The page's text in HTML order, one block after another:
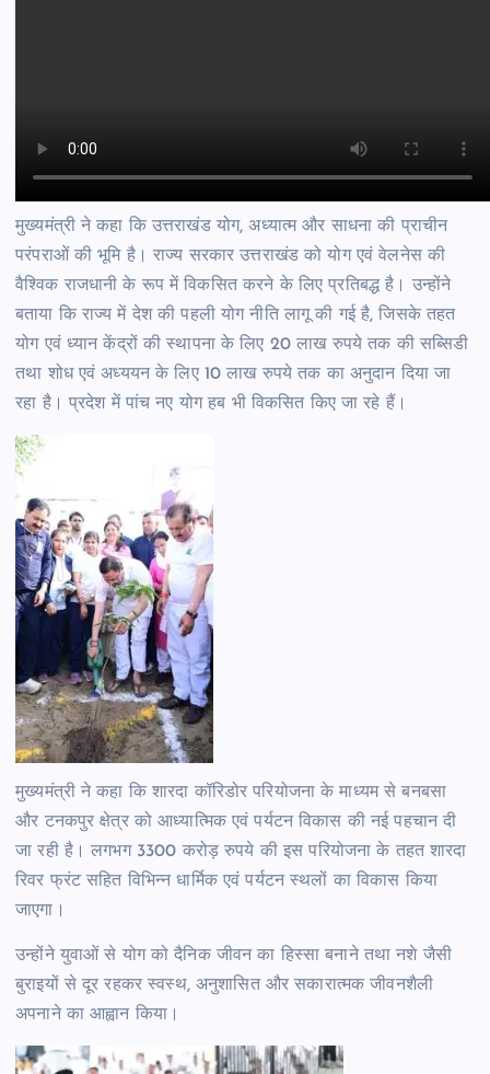
मुख्यमंत्री ने कहा कि उत्तराखंड योग, अध्यात्म और साधना की प्राचीन
परंपराओं की भूमि है। राज्य सरकार उत्तराखंड को योग एवं वेलनेस की
वैश्विक राजधानी के रूप में विकसित करने के लिए प्रतिबद्ध है। उन्होंने
बताया कि राज्य में देश की पहली योग नीति लागू की गई है, जिसके तहत
योग एवं ध्यान केंद्रों की स्थापना के लिए 20 लाख रुपये तक की सब्सिडी
तथा शोध एवं अध्ययन के लिए 10 लाख रुपये तक का अनुदान दिया जा
रहा है। प्रदेश में पांच नए योग हब भी विकसित किए जा रहे हैं।
मुख्यमंत्री ने कहा कि शारदा कॉरिडोर परियोजना के माध्यम से बनबसा
और टनकपुर क्षेत्र को आध्यात्मिक एवं पर्यटन विकास की नई पहचान दी
जा रही है। लगभग 3300 करोड़ रुपये की इस परियोजना के तहत शारदा
रिवर फ्रंट सहित विभिन्न धार्मिक एवं पर्यटन स्थलों का विकास किया
जाएगा।
उन्होंने युवाओं से योग को दैनिक जीवन का हिस्सा बनाने तथा नशे जैसी
बुराइयों से दूर रहकर स्वस्थ, अनुशासित और सकारात्मक जीवनशैली
अपनाने का आह्वान किया।